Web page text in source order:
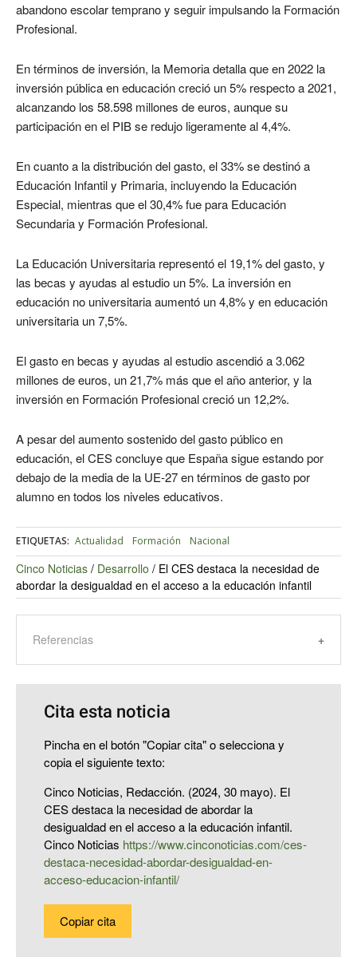
abandono escolar temprano y seguir impulsando la Formación
Profesional.
En términos de inversión, la Memoria detalla que en 2022 la
inversión pública en educación creció un 5% respecto a 2021,
alcanzando los 58.598 millones de euros, aunque su
participación en el PIB se redujo ligeramente al 4,4%.
En cuanto a la distribución del gasto, el 33% se destinó a
Educación Infantil y Primaria, incluyendo la Educación
Especial, mientras que el 30,4% fue para Educación
Secundaria y Formación Profesional.
La Educación Universitaria representó el 19,1% del gasto, y
las becas y ayudas al estudio un 5%. La inversión en
educación no universitaria aumentó un 4,8% y en educación
universitaria un 7,5%.
El gasto en becas y ayudas al estudio ascendió a 3.062
millones de euros, un 21,7% más que el año anterior, y la
inversión en Formación Profesional creció un 12,2%.
A pesar del aumento sostenido del gasto público en
educación, el CES concluye que España sigue estando por
debajo de la media de la UE-27 en términos de gasto por
alumno en todos los niveles educativos.
ETIQUETAS: Actualidad Formación Nacional
Cinco Noticias / Desarrollo / El CES destaca la necesidad de
abordar la desigualdad en el acceso a la educación infantil
Referencias
Cita esta noticia
Pincha en el botón "Copiar cita" o selecciona y
copia el siguiente texto:
Cinco Noticias, Redacción. (2024, 30 mayo). El
CES destaca la necesidad de abordar la
desigualdad en el acceso a la educación infantil.
Cinco Noticias https://www.cinconoticias.com/ces-
destaca-necesidad-abordar-desigualdad-en-
acceso-educacion-infantil/
Copiar cita